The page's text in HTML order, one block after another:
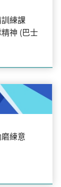
練課
神 (巴士
練意